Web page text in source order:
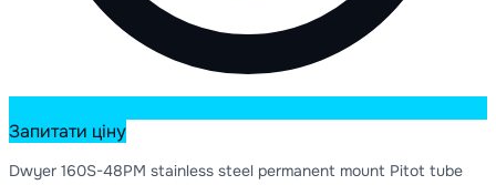
Запитати ціну
Dwyer 160S-48PM stainless steel permanent mount Pitot tube